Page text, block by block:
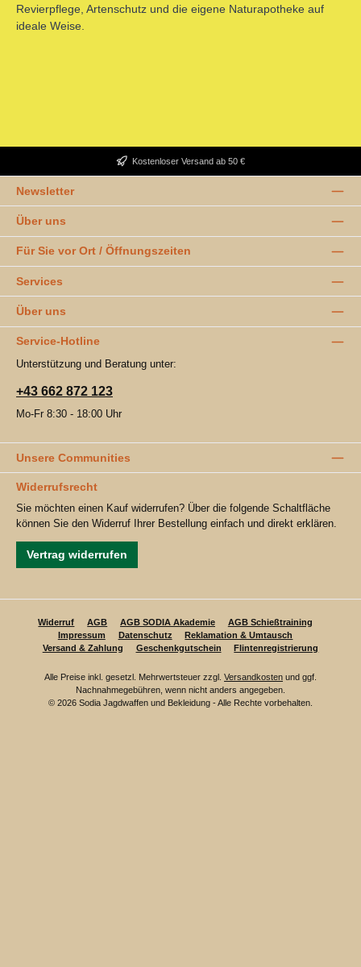
Revierpflege, Artenschutz und die eigene Naturapotheke auf
ideale Weise.
Kostenloser Versand ab 50 €
Newsletter
Über uns
Für Sie vor Ort / Öffnungszeiten
Services
Über uns
Service-Hotline
Unterstützung und Beratung unter:
+43 662 872 123
Mo-Fr 8:30 - 18:00 Uhr
Unsere Communities
Widerrufsrecht
Sie möchten einen Kauf widerrufen? Über die folgende Schaltfläche
können Sie den Widerruf Ihrer Bestellung einfach und direkt erklären.
Vertrag widerrufen
Widerruf AGB AGB SODIA Akademie
AGB Schießtraining
Impressum
Datenschutz
Reklamation & Umtausch
Versand & Zahlung
Geschenkgutschein Flintenregistrierung
Alle Preise inkl. gesetzl. Mehrwertsteuer zzgl. Versandkosten und ggf.
Nachnahmegebühren, wenn nicht anders angegeben.
© 2026 Sodia Jagdwaffen und Bekleidung - Alle Rechte vorbehalten.